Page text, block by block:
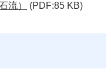
流） (PDF:85 KB)